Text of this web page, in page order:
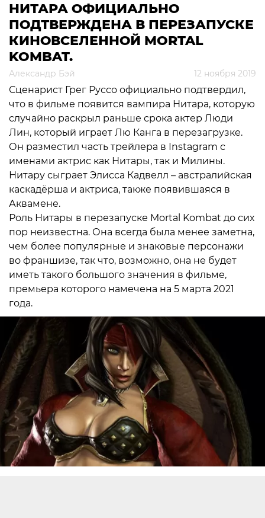
НИТАРА ОФИЦИАЛЬНО
ПОДТВЕРЖДЕНА В ПЕРЕЗАПУСКЕ
КИНОВСЕЛЕННОЙ MORTAL
KOMBAT.
Александр Бэй 12 ноября 2019
Сценарист Грег Руссо официально подтвердил,
что в фильме появится вампира Нитара, которую
случайно раскрыл раньше срока актер Люди
Лин, который играет Лю Канга в перезагрузке.
Он разместил часть трейлера в Instagram с
именами актрис как Нитары, так и Милины.
Нитару сыграет Элисса Кадвелл – австралийская
каскадёрша и актриса, также появившаяся в
Аквамене.
Роль Нитары в перезапуске Mortal Kombat до сих
пор неизвестна. Она всегда была менее заметна,
чем более популярные и знаковые персонажи
во франшизе, так что, возможно, она не будет
иметь такого большого значения в фильме,
премьера которого намечена на 5 марта 2021
года.